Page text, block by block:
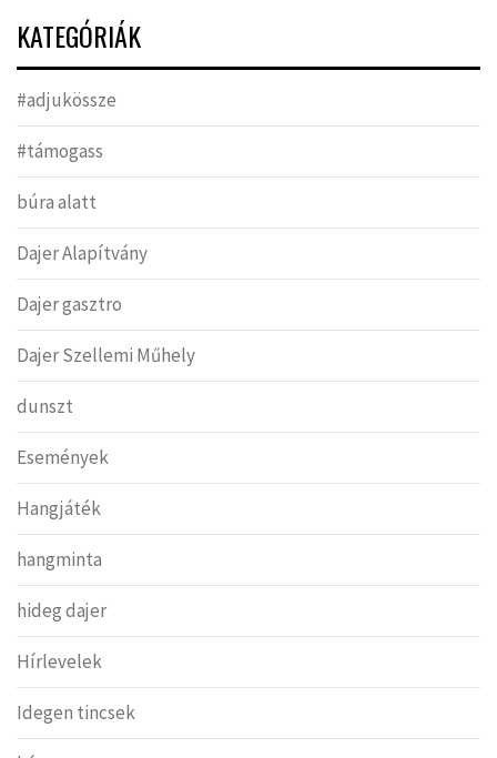
KATEGÓRIÁK
#adjukössze
#támogass
búra alatt
Dajer Alapítvány
Dajer gasztro
Dajer Szellemi Műhely
dunszt
Események
Hangjáték
hangminta
hideg dajer
Hírlevelek
Idegen tincsek